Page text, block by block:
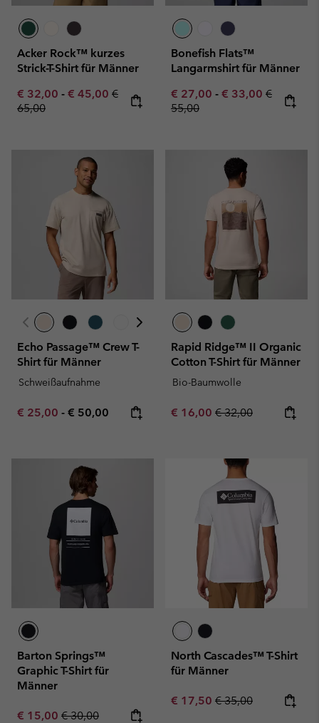
Acker Rock™ kurzes
Strick-T-Shirt für Männer
Minimum sale price:
€ 32,00 - Maximum sale price:
€ 45,00 Regular price:
€
65,00
Bonefish Flats™
Langarmshirt für Männer
Minimum sale price:
€ 27,00 - Maximum sale
€ 33,00 Regular
€
55,00
Echo Passage™ Crew T-
Shirt für Männer
Schweißaufnahme
Minimum sale price:
€ 25,00 - Maximum price:
€ 50,00
Rapid Ridge™ II Organic
Cotton T-Shirt für Männer
Bio-Baumwolle
Sale price:
€ 16,00 Regular price:
€ 32,00
Barton Springs™
Graphic T-Shirt für
Männer
Sale price:
€ 15,00 Regular price:
€ 30,00
North Cascades™ T-Shirt
für Männer
Sale price:
€ 17,50 Regular price:
€ 35,00